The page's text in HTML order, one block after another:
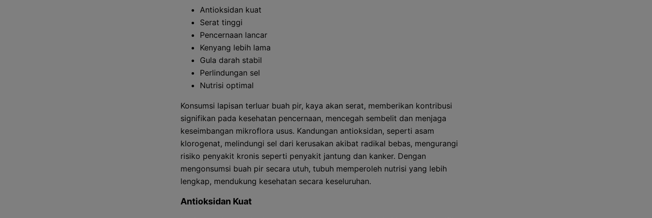
Antioksidan kuat
Serat tinggi
Pencernaan lancar
Kenyang lebih lama
Gula darah stabil
Perlindungan sel
Nutrisi optimal
Konsumsi lapisan terluar buah pir, kaya akan serat, memberikan kontribusi
signifikan pada kesehatan pencernaan, mencegah sembelit dan menjaga
keseimbangan mikroflora usus. Kandungan antioksidan, seperti asam
klorogenat, melindungi sel dari kerusakan akibat radikal bebas, mengurangi
risiko penyakit kronis seperti penyakit jantung dan kanker. Dengan
mengonsumsi buah pir secara utuh, tubuh memperoleh nutrisi yang lebih
lengkap, mendukung kesehatan secara keseluruhan.
Antioksidan Kuat